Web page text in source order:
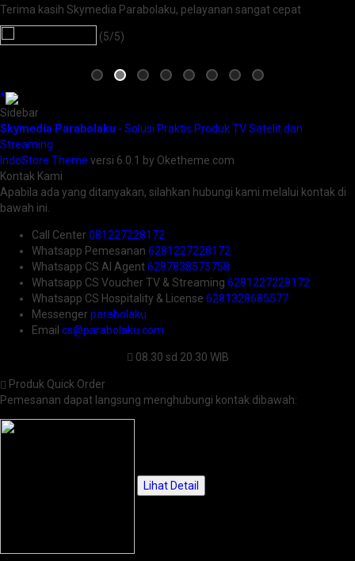
Terima kasih Skymedia Parabolaku, pelayanan sangat cepat
(5/5)
*
Sidebar
Skymedia Parabolaku - Solusi Praktis Produk TV Satelit dan
Streaming
IndoStore Theme versi 6.0.1 by Oketheme.com
Kontak Kami
Apabila ada yang ditanyakan, silahkan hubungi kami melalui kontak di
bawah ini.
Call Center081227228172
Whatsapp Pemesanan 6281227228172
Whatsapp CS AI Agent6287838575758
Whatsapp CS Voucher TV & Streaming 6281227228172
Whatsapp CS Hospitality & License 6281328685577
Messengerparabolaku
Email cs@parabolaku.com
08.30 sd 20.30 WIB
Produk Quick Order
Pemesanan dapat langsung menghubungi kontak dibawah:
Lihat Detail